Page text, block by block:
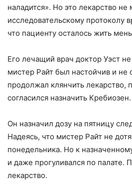
наладится». Но это лекарство не
исследовательскому протоколу
что пациенту осталось жить
Его лечащий врач доктор Уэст
мистер Райт был настойчив и не
продолжал клянчить лекарство,
согласился назначить Кребиозен.
Он назначил дозу на пятницу
Надеясь, что мистер Райт не
понедельника. Но к
и даже прогуливался по палате.
лекарство.